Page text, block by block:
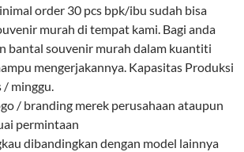
order 30 pcs bpk/ibu sudah bisa
murah di tempat kami. Bagi anda
bantal souvenir murah dalam kuantiti
mengerjakannya. Kapasitas Produksi
/ minggu.
/ branding merek perusahaan ataupun
permintaan
dibandingkan dengan model lainnya